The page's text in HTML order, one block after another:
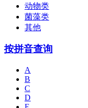
动物类
菌藻类
其他
按拼音查询
A
B
C
D